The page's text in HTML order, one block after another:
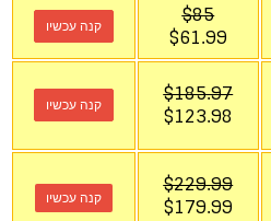
$85
$61.99
קנה עכשיו
$185.97
$123.98
קנה עכשיו
$229.99
$179.99
קנה עכשיו